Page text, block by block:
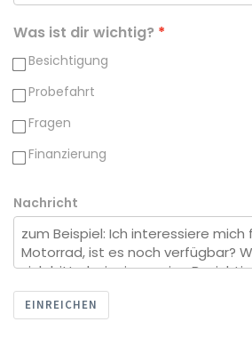
Was ist dir wichtig?
Besichtigung
Probefahrt
Fragen
Finanzierung
Nachricht
EINREICHEN